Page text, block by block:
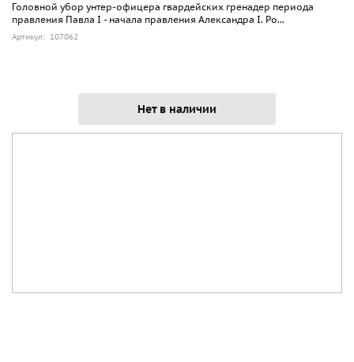
Головной убор унтер-офицера гвардейских гренадер периода
правления Павла I - начала правления Александра I. Ро...
Артикул: 107062
Нет в наличии